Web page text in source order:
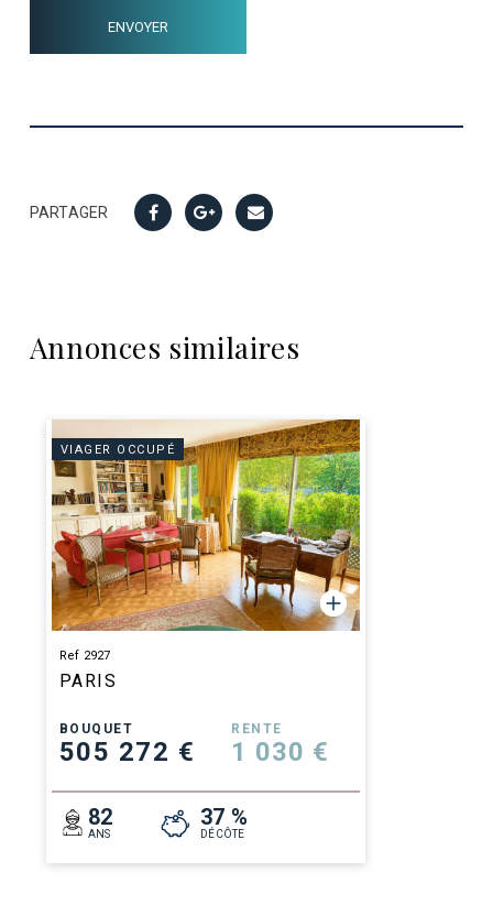
PARTAGER
Annonces similaires
VIAGER OCCUPÉ
Ref 2927
PARIS
BOUQUET
505 272 €
RENTE
1 030 €
82
ANS
37 %
DÉCÔTE